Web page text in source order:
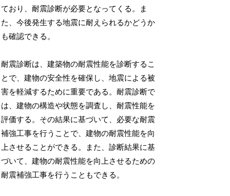
ており、耐震診断が必要となってくる。ま
た、今後発生する地震に耐えられるかどうか
も確認できる。
耐震診断は、建築物の耐震性能を診断するこ
とで、建物の安全性を確保し、地震による被
害を軽減するために重要である。耐震診断で
は、建物の構造や状態を調査し、耐震性能を
評価する。その結果に基づいて、必要な耐震
補強工事を行うことで、建物の耐震性能を向
上させることができる。また、診断結果に基
づいて、建物の耐震性能を向上させるための
耐震補強工事を行うこともできる。